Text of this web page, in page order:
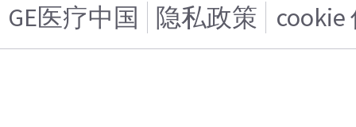
GE医疗中国 隐私政策 cookie